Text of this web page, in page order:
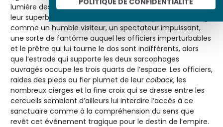
lumière des bougies, face aux officiers en faction dans
leur superbe uniforme. Il se tient à la périphérie de l’image
comme un humble visiteur, un spectateur impuissant,
une sorte de fantôme auquel les officiers imperturbables
et le prêtre qui lui tourne le dos sont indifférents, alors
que l’estrade qui supporte les deux sarcophages
ouvragés occupe les trois quarts de l’espace. Les officiers,
raides des pieds au fier plumet de leur colback, les
nombreux cierges et la fine croix qui se dresse entre les
cercueils semblent d’ailleurs lui interdire l’accès à ce
sanctuaire comme à la compréhension du sens que
revêt cet événement tragique pour le destin de l’empire.